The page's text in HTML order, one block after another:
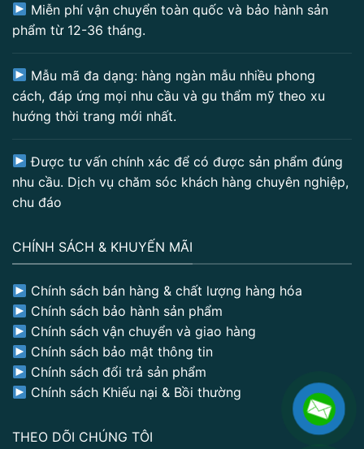
Miễn phí vận chuyển toàn quốc và bảo hành sản
phẩm từ 12-36 tháng.
Mẫu mã đa dạng: hàng ngàn mẫu nhiều phong
cách, đáp ứng mọi nhu cầu và gu thẩm mỹ theo xu
hướng thời trang mới nhất.
Được tư vấn chính xác để có được sản phẩm đúng
nhu cầu. Dịch vụ chăm sóc khách hàng chuyên nghiệp,
chu đáo
CHÍNH SÁCH & KHUYẾN MÃI
Chính sách bán hàng & chất lượng hàng hóa
Chính sách bảo hành sản phẩm
Chính sách vận chuyển và giao hàng
Chính sách bảo mật thông tin
Chính sách đổi trả sản phẩm
Chính sách Khiếu nại & Bồi thường
THEO DÕI CHÚNG TÔI